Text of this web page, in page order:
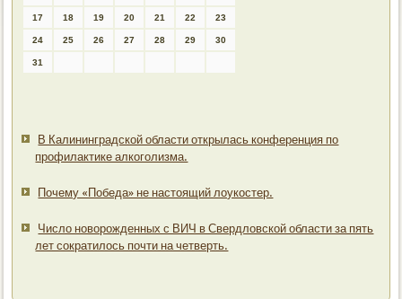
17 18 19 20 21 22 23
24 25 26 27 28 29 30
31
В Калининградской области открылась конференция по
профилактике алкоголизма.
Почему «Победа» не настоящий лоукостер.
Число новорожденных с ВИЧ в Свердловской области за пять
лет сократилось почти на четверть.